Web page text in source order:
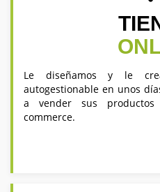
Le diseñamos y le
autogestionable en unos
a vender sus
commerce.